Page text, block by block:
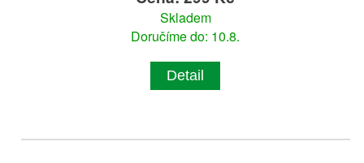
Skladem
Doručíme do: 10.8.
Detail